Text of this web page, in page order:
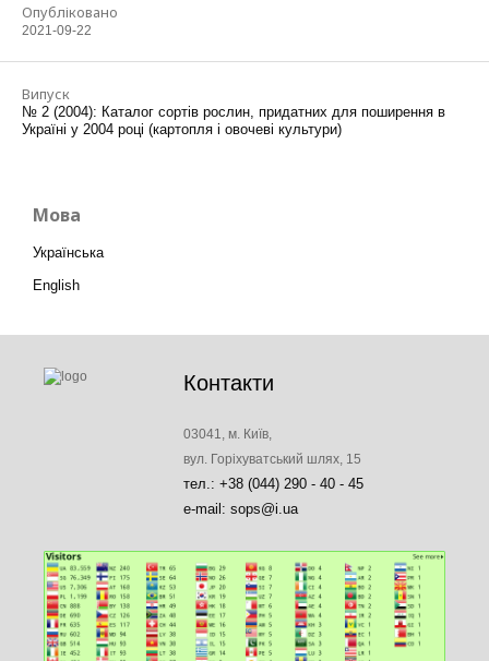
Опубліковано
2021-09-22
Випуск
№ 2 (2004): Каталог сортів рослин, придатних для поширення в
Україні у 2004 році (картопля і овочеві культури)
Мова
Українська
English
Контакти
03041, м. Київ,
вул. Горіхуватський шлях, 15
тел.: +38 (044) 290 - 40 - 45
e-mail: sops@i.ua